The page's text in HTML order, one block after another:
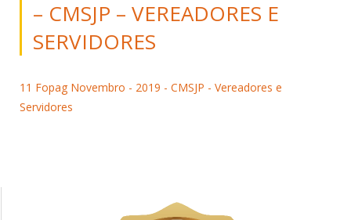
– CMSJP – VEREADORES E
SERVIDORES
11 Fopag Novembro - 2019 - CMSJP - Vereadores e
Servidores